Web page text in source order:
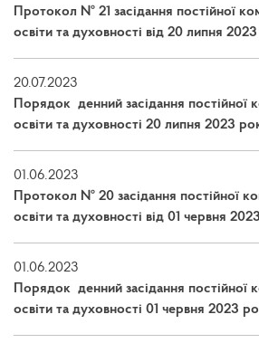
Протокол № 21 засідання постійної
освіти та духовності від 20 липня
20.07.2023
Порядок денний засідання постійної
освіти та духовності 20 липня 2023
01.06.2023
Протокол № 20 засідання постійної
освіти та духовності від 01 червня
01.06.2023
Порядок денний засідання постійної
освіти та духовності 01 червня 2023